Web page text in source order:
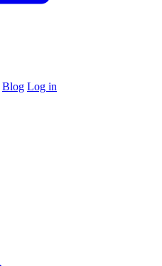
Blog Log in